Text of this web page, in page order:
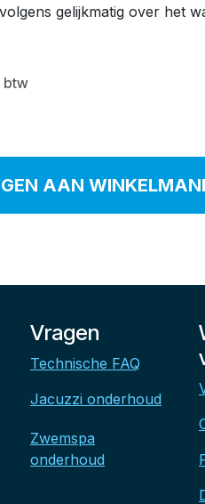
gelijkmatig over het
btw
AAN
Vragen
Technische FAQ
Jacuzzi onderhoud
Zwemspa
onderhoud